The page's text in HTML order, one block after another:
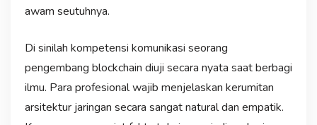
awam seutuhnya.
Di sinilah kompetensi komunikasi seorang
pengembang blockchain diuji secara nyata saat berbagi
ilmu. Para profesional wajib menjelaskan kerumitan
arsitektur jaringan secara sangat natural dan empatik.